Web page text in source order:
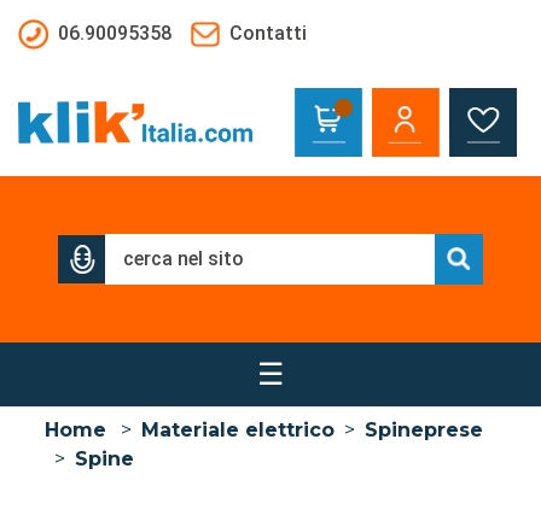
06.90095358
Contatti
☰
Home > Materiale elettrico > Spineprese
> Spine